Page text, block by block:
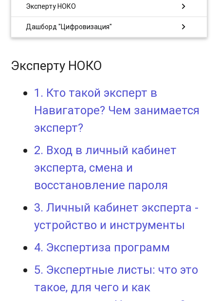
Эксперту НОКО chevron_right
Дашборд "Цифровизация" chevron_right
Эксперту НОКО
1. Кто такой эксперт в
Навигаторе? Чем занимается
эксперт?
2. Вход в личный кабинет
эксперта, смена и
восстановление пароля
3. Личный кабинет эксперта -
устройство и инструменты
4. Экспертиза программ
5. Экспертные листы: что это
такое, для чего и как